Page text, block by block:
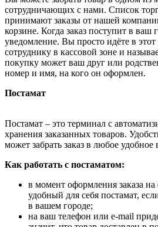
сотрудничающих с нами. Список
принимают заказы от нашей
корзине. Когда заказ поступит в ваш
уведомление. Вы просто идёте в этот
сотруднику в кассовой зоне и
покупку может ваш друг или
номер и имя, на кого он оформлен.
Постамат
Постамат – это терминал с
хранения заказанных товаров.
может забрать заказ в любое удобное
Как работать с постаматом:
в момент оформления заказа
удобный для себя постамат,
в вашем городе;
на ваш телефон или e-mail